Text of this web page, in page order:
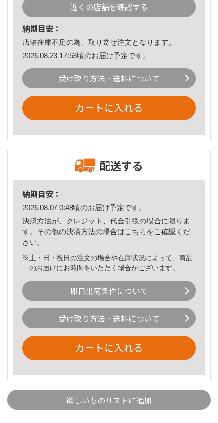
近くの店舗を確認する
納期目安：
店舗在庫不足の為、取り寄せ注文となります。
2026.08.23 17:53頃のお届け予定です。
受け取り方法・送料について
カートに入れる
配送する
納期目安：
2026.08.07 0:48頃のお届け予定です。
決済方法が、クレジット、代金引換の場合に限りま
す。その他の決済方法の場合はこちら をご確認くだ
さい。
※土・日・祝日の注文の場合や在庫状況によって、商品
のお届けにお時間をいただく場合がございます。
即日出荷条件について
受け取り方法・送料について
カートに入れる
欲しいものリストに追加